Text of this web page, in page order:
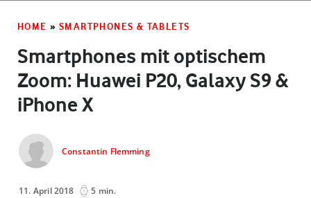
HOME » SMARTPHONES & TABLETS
Smartphones mit optischem
Zoom: Huawei P20, Galaxy S9 &
iPhone X
Constantin Flemming
11. April 2018 5 min.